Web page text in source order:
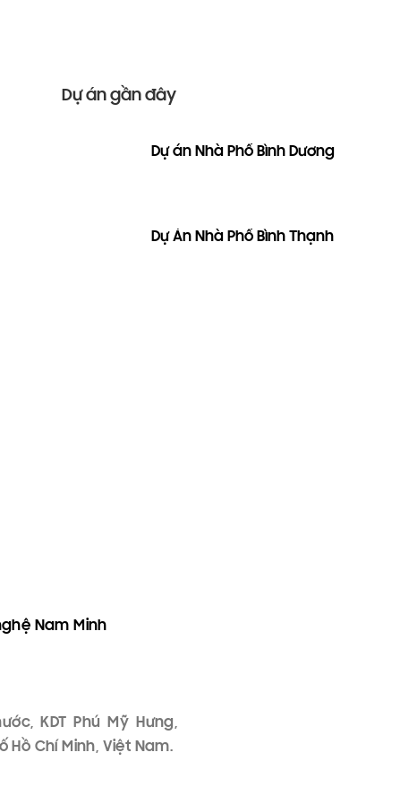
Dự án gần đây
Dự án Nhà Phố Bình Dương
Dự Án Nhà Phố Bình Thạnh
Nam Minh
KDT Phú Mỹ Hưng,
Hồ Chí Minh, Việt Nam.